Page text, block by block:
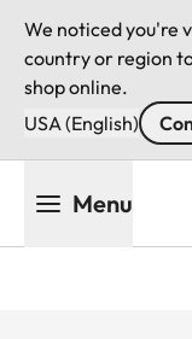
We noticed you're
country or region
shop online.
USA (English)
Menu